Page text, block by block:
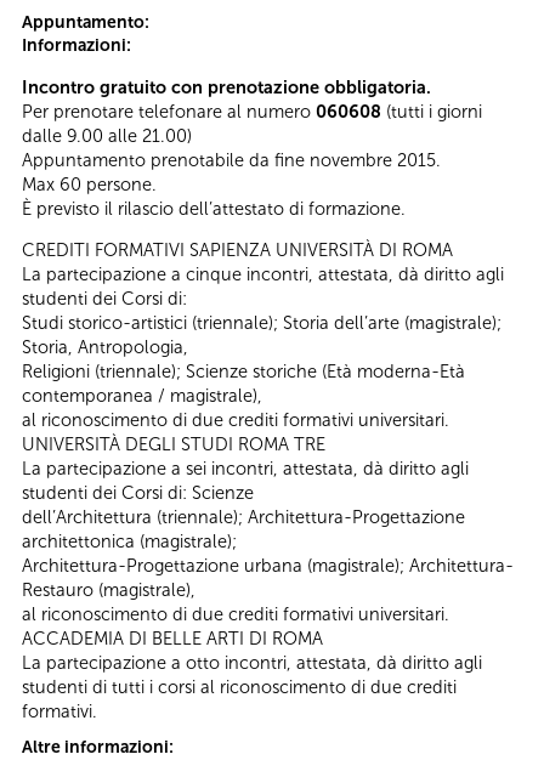
Appuntamento:
Informazioni:
Incontro gratuito con prenotazione obbligatoria.
Per prenotare telefonare al numero 060608 (tutti i giorni
dalle 9.00 alle 21.00)
Appuntamento prenotabile da fine novembre 2015.
Max 60 persone.
È previsto il rilascio dell’attestato di formazione.
CREDITI FORMATIVI SAPIENZA UNIVERSITÀ DI ROMA
La partecipazione a cinque incontri, attestata, dà diritto agli
studenti dei Corsi di:
Studi storico-artistici (triennale); Storia dell’arte (magistrale);
Storia, Antropologia,
Religioni (triennale); Scienze storiche (Età moderna-Età
contemporanea / magistrale),
al riconoscimento di due crediti formativi universitari.
UNIVERSITÀ DEGLI STUDI ROMA TRE
La partecipazione a sei incontri, attestata, dà diritto agli
studenti dei Corsi di: Scienze
dell’Architettura (triennale); Architettura-Progettazione
architettonica (magistrale);
Architettura-Progettazione urbana (magistrale); Architettura-
Restauro (magistrale),
al riconoscimento di due crediti formativi universitari.
ACCADEMIA DI BELLE ARTI DI ROMA
La partecipazione a otto incontri, attestata, dà diritto agli
studenti di tutti i corsi al riconoscimento di due crediti
formativi.
Altre informazioni: